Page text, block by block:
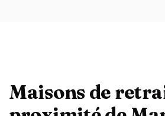
Maisons de